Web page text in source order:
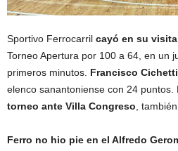
Sportivo Ferrocarril cayó en su
Torneo Apertura por 100 a 64, en un
primeros minutos. Francisco
elenco sanantoniense con 24 puntos.
torneo ante Villa Congreso,
Ferro no hio pie en el Alfredo